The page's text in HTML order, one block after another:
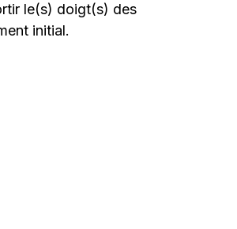
le(s) doigt(s) des
initial.